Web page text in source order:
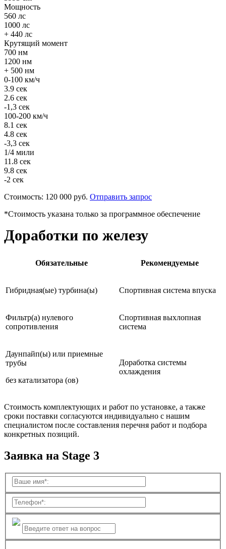
Мощность
560 лс
1000 лс
+ 440 лс
Крутящий момент
700 нм
1200 нм
+ 500 нм
0-100 км/ч
3.9 сек
2.6 сек
-1,3 сек
100-200 км/ч
8.1 сек
4.8 сек
-3,3 сек
1/4 мили
11.8 сек
9.8 сек
-2 сек
Стоимость: 120 000 руб. Отправить запрос
*Стоимость указана только за программное обеспечение
Доработки по железу
Обязательные Рекомендуемые
Гибридная(ые) турбина(ы) Спортивная система впуска
Фильтр(а) нулевого
сопротивления
Спортивная выхлопная
система
Даунпайп(ы) или приемные
трубы
без катализатора (ов)
Доработка системы
охлаждения
Стоимость комплектующих и работ по установке, а также
сроки поставки согласуются индивидуально с нашим
специалистом после составления перечня работ и подбора
конкретных позиций.
Заявка на Stage 3